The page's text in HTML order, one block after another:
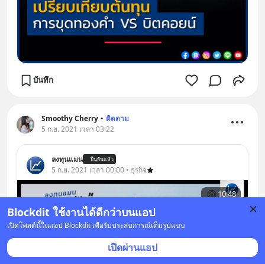
Blockdit ใช้งานได้ดีกว่าบนแอป
เปิดโพสต์นี้ในแอป Blockdit เพื่อรับประสบการณ์เต็มรูปแบบ
เปิดผ่านแอป
บันทึก
Smoothy Cherry • ติดตาม
5 ก.ย. 2021 เวลา 03:22
ลงทุนแมน ยืนยันแล้ว
5 ก.ย. 2021 เวลา 00:00 • ธุรกิจ
10:48